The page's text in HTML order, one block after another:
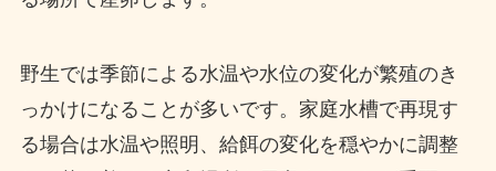
野生では季節による水温や水位の変化が繁殖のき
っかけになることが多いです。家庭水槽で再現す
る場合は水温や照明、給餌の変化を穏やかに調整